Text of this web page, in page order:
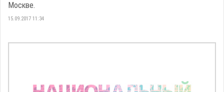
Москве.
15.09.2017 11:34